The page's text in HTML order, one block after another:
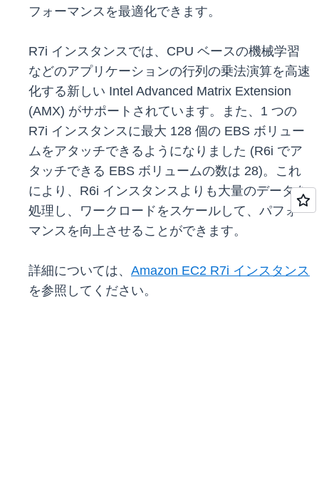
フォーマンスを最適化できます。
R7i インスタンスでは、CPU ベースの機械学習
などのアプリケーションの行列の乗法演算を高速
化する新しい Intel Advanced Matrix Extension
(AMX) がサポートされています。また、1 つの
R7i インスタンスに最大 128 個の EBS ボリュー
ムをアタッチできるようになりました (R6i でア
タッチできる EBS ボリュームの数は 28)。これ
により、R6i インスタンスよりも大量のデータを
処理し、ワークロードをスケールして、パフォー
マンスを向上させることができます。
詳細については、 Amazon EC2 R7i インスタンス
を参照してください。